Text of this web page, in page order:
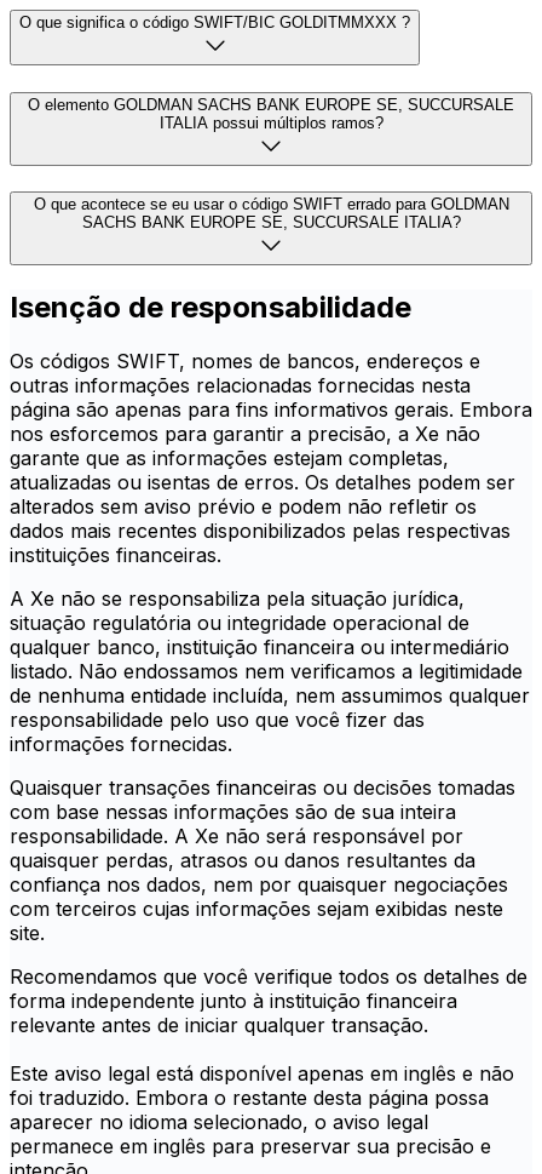
O que significa o código SWIFT/BIC GOLDITMMXXX ?
O elemento GOLDMAN SACHS BANK EUROPE SE, SUCCURSALE
ITALIA possui múltiplos ramos?
O que acontece se eu usar o código SWIFT errado para GOLDMAN
SACHS BANK EUROPE SE, SUCCURSALE ITALIA?
Isenção de responsabilidade
Os códigos SWIFT, nomes de bancos, endereços e
outras informações relacionadas fornecidas nesta
página são apenas para fins informativos gerais. Embora
nos esforcemos para garantir a precisão, a Xe não
garante que as informações estejam completas,
atualizadas ou isentas de erros. Os detalhes podem ser
alterados sem aviso prévio e podem não refletir os
dados mais recentes disponibilizados pelas respectivas
instituições financeiras.
A Xe não se responsabiliza pela situação jurídica,
situação regulatória ou integridade operacional de
qualquer banco, instituição financeira ou intermediário
listado. Não endossamos nem verificamos a legitimidade
de nenhuma entidade incluída, nem assumimos qualquer
responsabilidade pelo uso que você fizer das
informações fornecidas.
Quaisquer transações financeiras ou decisões tomadas
com base nessas informações são de sua inteira
responsabilidade. A Xe não será responsável por
quaisquer perdas, atrasos ou danos resultantes da
confiança nos dados, nem por quaisquer negociações
com terceiros cujas informações sejam exibidas neste
site.
Recomendamos que você verifique todos os detalhes de
forma independente junto à instituição financeira
relevante antes de iniciar qualquer transação.
Este aviso legal está disponível apenas em inglês e não
foi traduzido. Embora o restante desta página possa
aparecer no idioma selecionado, o aviso legal
permanece em inglês para preservar sua precisão e